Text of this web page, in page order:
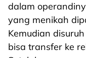
dalam
yang menikah
Kemudian
bisa transfer ke